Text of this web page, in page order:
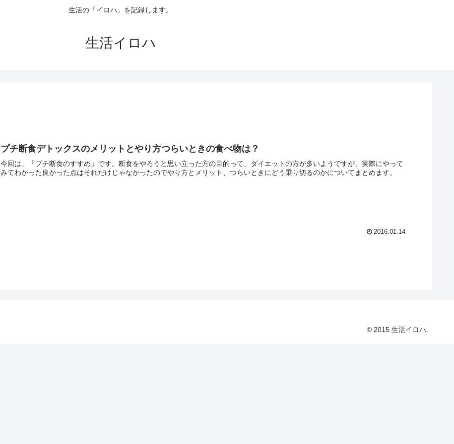
生活の「イロハ」を記録します。
生活イロハ
プチ断食デトックスのメリットとやり方つらいときの食べ物は？
今回は、「プチ断食のすすめ」です。断食をやろうと思い立った方の目的って、ダイエットの方が多いようですが、実際にやって
みてわかった良かった点はそれだけじゃなかったのでやり方とメリット、つらいときにどう乗り切るのかについてまとめます。
2016.01.14
© 2015 生活イロハ.